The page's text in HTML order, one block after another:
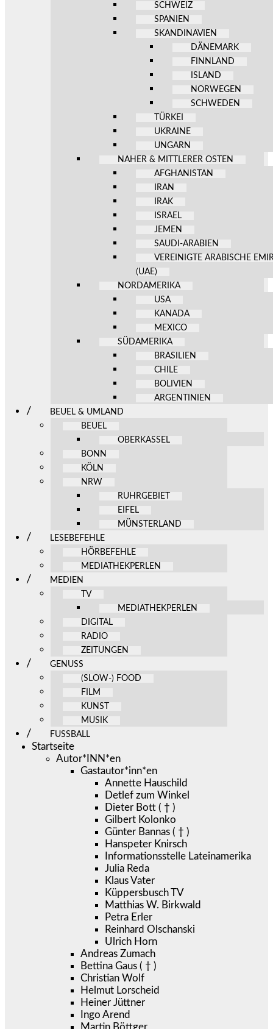
SCHWEIZ
SPANIEN
SKANDINAVIEN
DÄNEMARK
FINNLAND
ISLAND
NORWEGEN
SCHWEDEN
TÜRKEI
UKRAINE
UNGARN
NAHER & MITTLERER OSTEN
AFGHANISTAN
IRAN
IRAK
ISRAEL
JEMEN
SAUDI-ARABIEN
VEREINIGTE ARABISCHE
(UAE)
NORDAMERIKA
USA
KANADA
MEXICO
SÜDAMERIKA
BRASILIEN
CHILE
BOLIVIEN
ARGENTINIEN
BEUEL & UMLAND
BEUEL
OBERKASSEL
BONN
KÖLN
NRW
RUHRGEBIET
EIFEL
MÜNSTERLAND
LESEBEFEHLE
HÖRBEFEHLE
MEDIATHEKPERLEN
MEDIEN
TV
MEDIATHEKPERLEN
DIGITAL
RADIO
ZEITUNGEN
GENUSS
(SLOW-) FOOD
FILM
KUNST
MUSIK
FUSSBALL
Startseite
Autor*INN*en
Gastautor*inn*en
Annette Hauschild
Detlef zum Winkel
Dieter Bott ( † )
Gilbert Kolonko
Günter Bannas ( † )
Hanspeter Knirsch
Informationsstelle Lateinamerika
Julia Reda
Klaus Vater
Küppersbusch TV
Matthias W. Birkwald
Petra Erler
Reinhard Olschanski
Ulrich Horn
Andreas Zumach
Bettina Gaus ( † )
Christian Wolf
Helmut Lorscheid
Heiner Jüttner
Ingo Arend
Martin Böttger